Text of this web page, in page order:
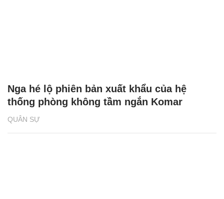
QUÂN SỰ
Nga hé lộ phiên bản xuất khẩu của hệ
thống phòng không tầm ngắn Komar